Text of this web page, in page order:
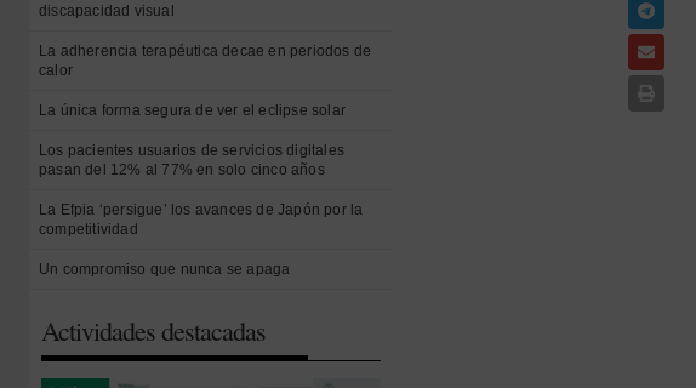
discapacidad visual
La adherencia terapéutica decae en periodos de
calor
La única forma segura de ver el eclipse solar
Los pacientes usuarios de servicios digitales
pasan del 12% al 77% en solo cinco años
La Efpia ‘persigue’ los avances de Japón por la
competitividad
Un compromiso que nunca se apaga
Actividades destacadas